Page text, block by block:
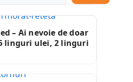
– Ai nevoie de doar
linguri ulei, 2 linguri